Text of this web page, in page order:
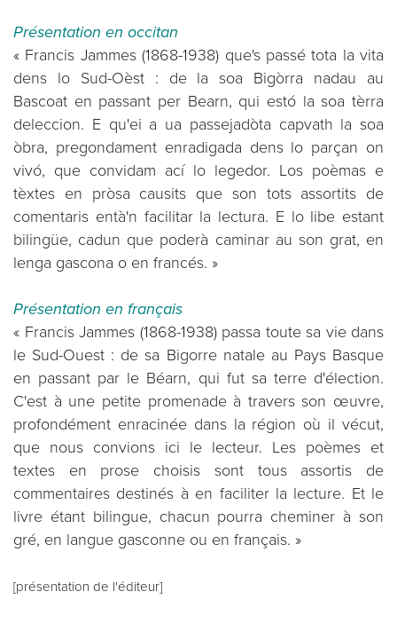
Présentation en occitan
« Francis Jammes (1868-1938) que's passé tota la vita
dens lo Sud-Oèst : de la soa Bigòrra nadau au
Bascoat en passant per Bearn, qui estó la soa tèrra
deleccion. E qu'ei a ua passejadòta capvath la soa
òbra, pregondament enradigada dens lo parçan on
vivó, que convidam ací lo legedor. Los poèmas e
tèxtes en pròsa causits que son tots assortits de
comentaris entà'n facilitar la lectura. E lo libe estant
bilingüe, cadun que poderà caminar au son grat, en
lenga gascona o en francés. »
Présentation en français
« Francis Jammes (1868-1938) passa toute sa vie dans
le Sud-Ouest : de sa Bigorre natale au Pays Basque
en passant par le Béarn, qui fut sa terre d'élection.
C'est à une petite promenade à travers son œuvre,
profondément enracinée dans la région où il vécut,
que nous convions ici le lecteur. Les poèmes et
textes en prose choisis sont tous assortis de
commentaires destinés à en faciliter la lecture. Et le
livre étant bilingue, chacun pourra cheminer à son
gré, en langue gasconne ou en français. »
[présentation de l'éditeur]